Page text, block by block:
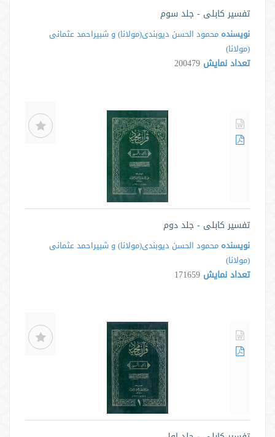
تفسیر کابلی - جلد سوم
نویسنده محمود الحسن دیوبندی(مولانا) و شبیراحمد عثمانی
(مولانا)
تعداد نمایش 200479
تفسیر کابلی - جلد دوم
نویسنده محمود الحسن دیوبندی(مولانا) و شبیراحمد عثمانی
(مولانا)
تعداد نمایش 171659